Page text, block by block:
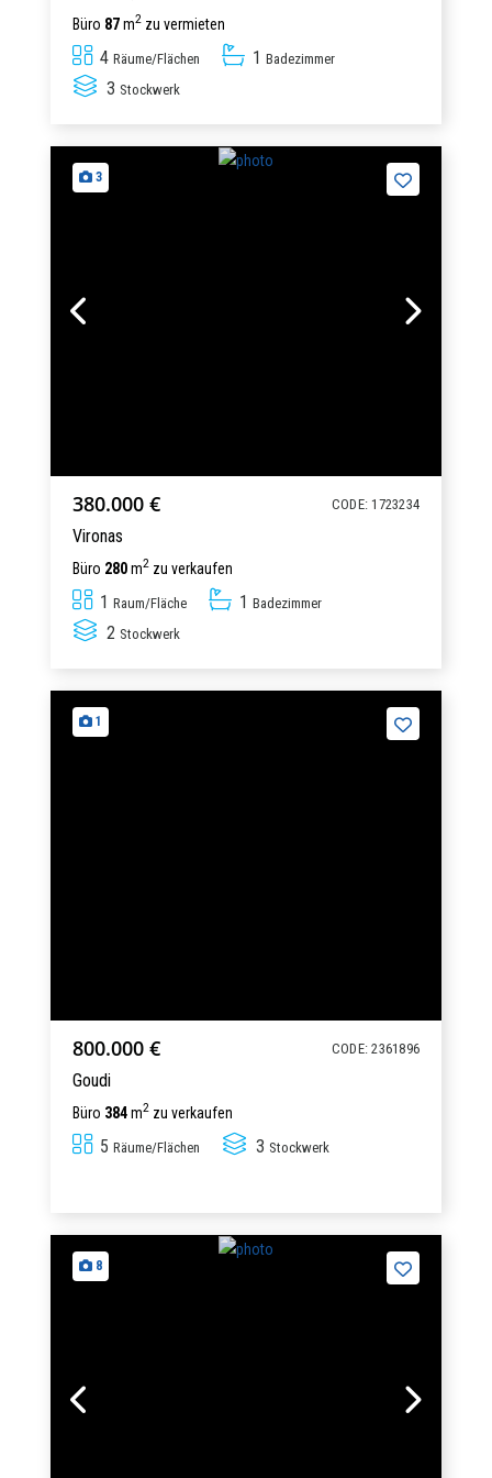
Büro 87m2 zu vermieten
4 Räume/Flächen 1 Badezimmer
3 Stockwerk
3
380.000 € CODE: 1723234
Vironas
Büro 280m2 zu verkaufen
1 Raum/Fläche 1 Badezimmer
2 Stockwerk
1
800.000 € CODE: 2361896
Goudi
Büro 384m2 zu verkaufen
5 Räume/Flächen 3 Stockwerk
8